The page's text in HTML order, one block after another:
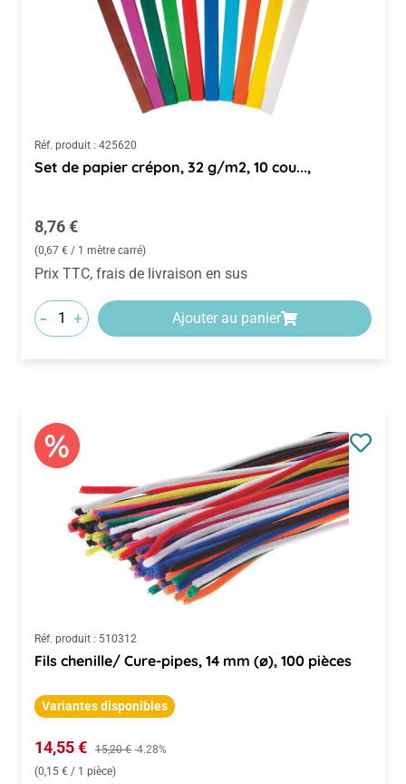
Réf. produit : 425620
Set de papier crépon, 32 g/m2, 10 cou...,
Prix régulier :
8,76 €
(0,67 € / 1 mètre carré)
Prix TTC, frais de livraison en sus
- + Ajouter au panier
Réf. produit : 510312
Fils chenille/ Cure-pipes, 14 mm (ø), 100 pièces
Variantes disponibles
Prix de vente :
14,55 € Prix régulier :
15,20 € -4.28%
(0,15 € / 1 pièce)